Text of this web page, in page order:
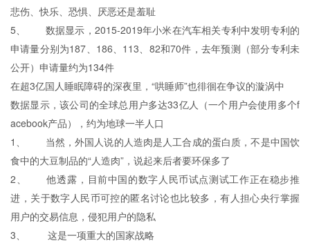
悲伤、快乐、恐惧、厌恶还是羞耻
5、 数据显示，2015-2019年小米在汽车相关专利中发明专利的
申请量分别为187、186、113、82和70件，去年预测（部分专利未
公开）申请量约为134件
在超3亿国人睡眠障碍的深夜里，“哄睡师”也徘徊在争议的漩涡中
数据显示，该公司的全球总用户多达33亿人（一个用户会使用多个f
acebook产品），约为地球一半人口
1、 当然，外国人说的人造肉是人工合成的蛋白质，不是中国饮
食中的大豆制品的“人造肉”，说起来后者要环保多了
2、 他透露，目前中国的数字人民币试点测试工作正在稳步推
进，关于数字人民币可控的匿名讨论也比较多，有人担心央行掌握
用户的交易信息，侵犯用户的隐私
3、 这是一项重大的国家战略